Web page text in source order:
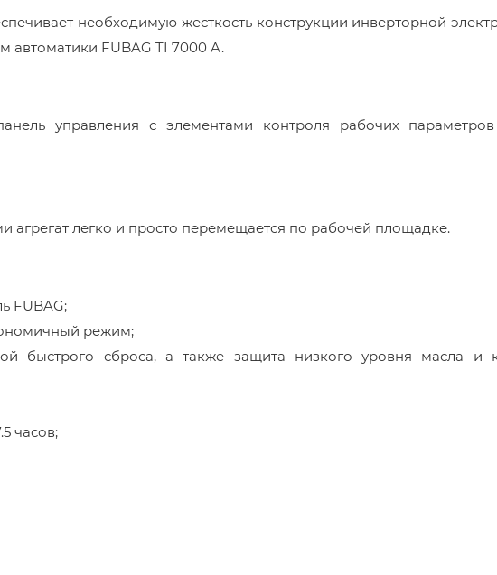
необходимую жесткость конструкции инверторной
автоматики FUBAG TI 7000 A.
управления с элементами контроля рабочих
агрегат легко и просто перемещается по рабочей площадке.
FUBAG;
режим;
быстрого сброса, а также защита низкого уровня масла и
часов;